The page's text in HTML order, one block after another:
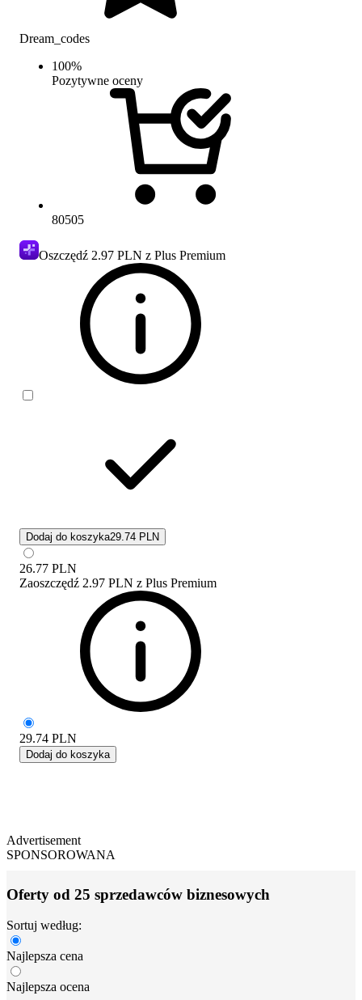
Dream_codes
100%
Pozytywne oceny
80505
Oszczędź 2.97 PLN z Plus Premium
Dodaj do koszyka29.74 PLN
26.77 PLN
Zaoszczędź 2.97 PLN z Plus Premium
29.74 PLN
Dodaj do koszyka
Advertisement
SPONSOROWANA
Oferty od 25 sprzedawców biznesowych
Sortuj według:
Najlepsza cena
Najlepsza ocena